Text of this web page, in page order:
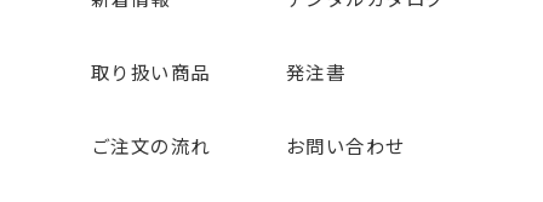
取り扱い商品 発注書
ご注文の流れ お問い合わせ